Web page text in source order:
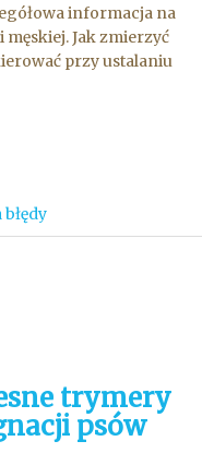
informacja na
Jak zmierzyć
przy ustalaniu
trymery
psów